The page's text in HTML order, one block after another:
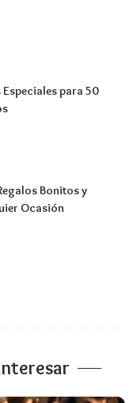
Especiales para 50
Bonitos y
Ocasión